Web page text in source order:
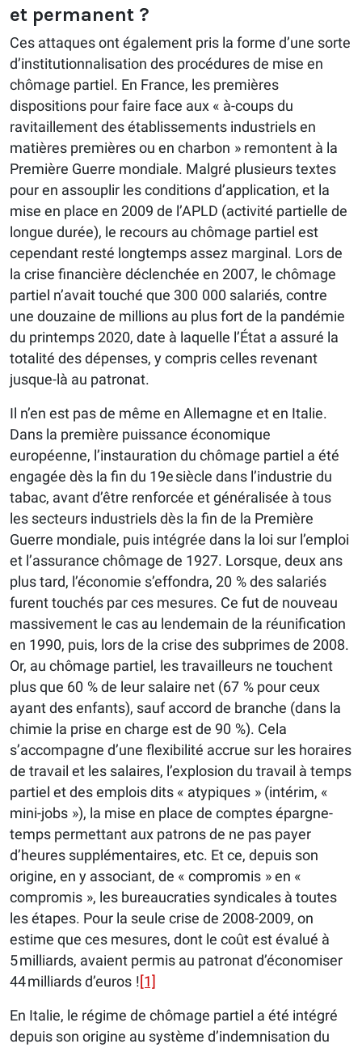
et permanent ?
Ces attaques ont également pris la forme d’une sorte
d’institutionnalisation des procédures de mise en
chômage partiel. En France, les premières
dispositions pour faire face aux « à-coups du
ravitaillement des établissements industriels en
matières premières ou en charbon » remontent à la
Première Guerre mondiale. Malgré plusieurs textes
pour en assouplir les conditions d’application, et la
mise en place en 2009 de l’APLD (activité partielle de
longue durée), le recours au chômage partiel est
cependant resté longtemps assez marginal. Lors de
la crise financière déclenchée en 2007, le chômage
partiel n’avait touché que 300 000 salariés, contre
une douzaine de millions au plus fort de la pandémie
du printemps 2020, date à laquelle l’État a assuré la
totalité des dépenses, y compris celles revenant
jusque-là au patronat.
Il n’en est pas de même en Allemagne et en Italie.
Dans la première puissance économique
européenne, l’instauration du chômage partiel a été
engagée dès la fin du 19e siècle dans l’industrie du
tabac, avant d’être renforcée et généralisée à tous
les secteurs industriels dès la fin de la Première
Guerre mondiale, puis intégrée dans la loi sur l’emploi
et l’assurance chômage de 1927. Lorsque, deux ans
plus tard, l’économie s’effondra, 20 % des salariés
furent touchés par ces mesures. Ce fut de nouveau
massivement le cas au lendemain de la réunification
en 1990, puis, lors de la crise des subprimes de 2008.
Or, au chômage partiel, les travailleurs ne touchent
plus que 60 % de leur salaire net (67 % pour ceux
ayant des enfants), sauf accord de branche (dans la
chimie la prise en charge est de 90 %). Cela
s’accompagne d’une flexibilité accrue sur les horaires
de travail et les salaires, l’explosion du travail à temps
partiel et des emplois dits « atypiques » (intérim, «
mini-jobs »), la mise en place de comptes épargne-
temps permettant aux patrons de ne pas payer
d’heures supplémentaires, etc. Et ce, depuis son
origine, en y associant, de « compromis » en «
compromis », les bureaucraties syndicales à toutes
les étapes. Pour la seule crise de 2008-2009, on
estime que ces mesures, dont le coût est évalué à
5 milliards, avaient permis au patronat d’économiser
44 milliards d’euros ![1]
En Italie, le régime de chômage partiel a été intégré
depuis son origine au système d’indemnisation du